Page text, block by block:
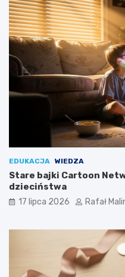
EDUKACJA WIEDZA
Stare bajki Cartoon
dzieciństwa
17 lipca 2026 Rafał